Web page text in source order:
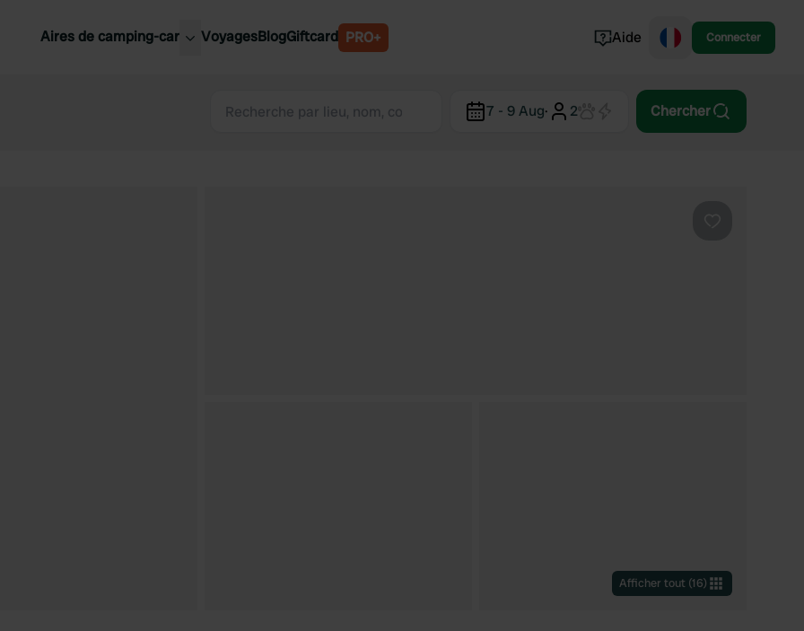
Aires de camping-car
Slovénie
VoyagesBlogGiftcard PRO+ Aide Connecter
7 - 9 Aug· 2 Chercher
Afficher tout (16)